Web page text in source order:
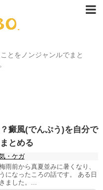
とをノンジャンルでまと
癜風(でんぷう)を自分で
とめる
・ケガ
雨前から真夏並みに暑くなり、
になったころの話です。 ある日
ました。...